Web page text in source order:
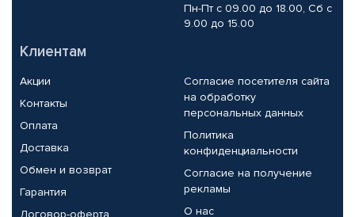
Пн-Пт с 09.00 до 18.00, Сб с
9.00 до 15.00
Клиентам
Акции
Контакты
Оплата
Доставка
Обмен и возврат
Гарантия
Договор-оферта
Согласие посетителя сайта
на обработку
персональных данных
Политика
конфиденциальности
Согласие на получение
рекламы
О нас